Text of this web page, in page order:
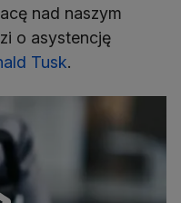
nad naszym
o asystencję
Tusk.